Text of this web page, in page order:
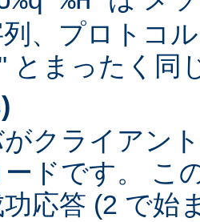
列、プロトコ
とまったく同
)
クライアン
ードです。 こ
功応答 (2 で始